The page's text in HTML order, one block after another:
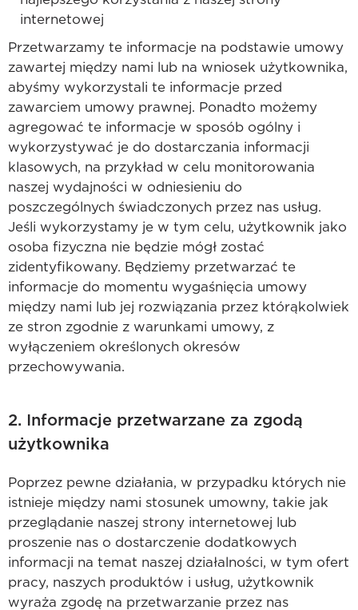
internetowej
Przetwarzamy te informacje na podstawie umowy
zawartej między nami lub na wniosek użytkownika,
abyśmy wykorzystali te informacje przed
zawarciem umowy prawnej. Ponadto możemy
agregować te informacje w sposób ogólny i
wykorzystywać je do dostarczania informacji
klasowych, na przykład w celu monitorowania
naszej wydajności w odniesieniu do
poszczególnych świadczonych przez nas usług.
Jeśli wykorzystamy je w tym celu, użytkownik jako
osoba fizyczna nie będzie mógł zostać
zidentyfikowany. Będziemy przetwarzać te
informacje do momentu wygaśnięcia umowy
między nami lub jej rozwiązania przez którąkolwiek
ze stron zgodnie z warunkami umowy, z
wyłączeniem określonych okresów
przechowywania.
2. Informacje przetwarzane za zgodą
użytkownika
Poprzez pewne działania, w przypadku których nie
istnieje między nami stosunek umowny, takie jak
przeglądanie naszej strony internetowej lub
proszenie nas o dostarczenie dodatkowych
informacji na temat naszej działalności, w tym ofert
pracy, naszych produktów i usług, użytkownik
wyraża zgodę na przetwarzanie przez nas